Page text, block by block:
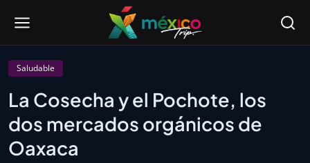
Saludable
La Cosecha y el Pochote, los
dos mercados orgánicos de
Oaxaca